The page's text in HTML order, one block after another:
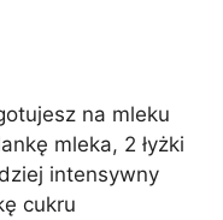
na mleku
mleka, 2 łyżki
intensywny
cukru